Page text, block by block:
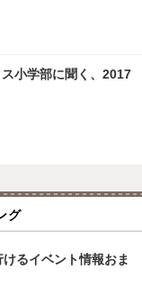
ス小学部に聞く、2017
グ
けるイベント情報おま